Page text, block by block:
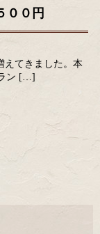
００円
えてきました。本
ン […]